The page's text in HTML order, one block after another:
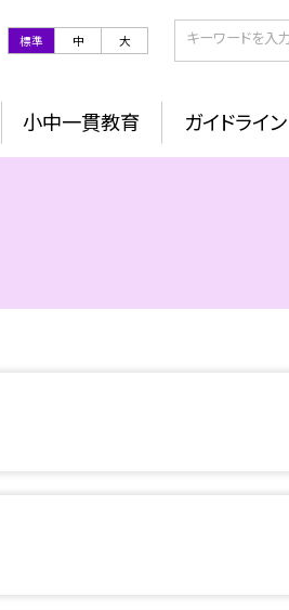
標準 中 大
小中一貫教育 ガイドライン